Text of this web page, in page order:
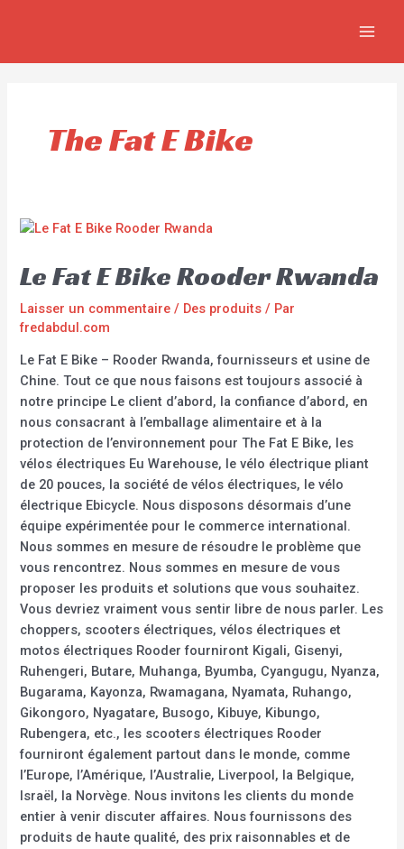
The Fat E Bike
Le Fat E Bike Rooder Rwanda
Laisser un commentaire / Des produits / Par
fredabdul.com
Le Fat E Bike – Rooder Rwanda, fournisseurs et usine de
Chine. Tout ce que nous faisons est toujours associé à
notre principe Le client d’abord, la confiance d’abord, en
nous consacrant à l’emballage alimentaire et à la
protection de l’environnement pour The Fat E Bike, les
vélos électriques Eu Warehouse, le vélo électrique pliant
de 20 pouces, la société de vélos électriques, le vélo
électrique Ebicycle. Nous disposons désormais d’une
équipe expérimentée pour le commerce international.
Nous sommes en mesure de résoudre le problème que
vous rencontrez. Nous sommes en mesure de vous
proposer les produits et solutions que vous souhaitez.
Vous devriez vraiment vous sentir libre de nous parler. Les
choppers, scooters électriques, vélos électriques et
motos électriques Rooder fourniront Kigali, Gisenyi,
Ruhengeri, Butare, Muhanga, Byumba, Cyangugu, Nyanza,
Bugarama, Kayonza, Rwamagana, Nyamata, Ruhango,
Gikongoro, Nyagatare, Busogo, Kibuye, Kibungo,
Rubengera, etc., les scooters électriques Rooder
fourniront également partout dans le monde, comme
l’Europe, l’Amérique, l’Australie, Liverpool, la Belgique,
Israël, la Norvège. Nous invitons les clients du monde
entier à venir discuter affaires. Nous fournissons des
produits de haute qualité, des prix raisonnables et de